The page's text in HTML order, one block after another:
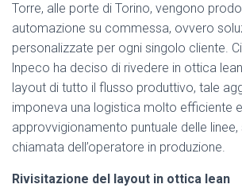
Torre, alle porte di Torino, vengono
automazione su commessa, ovvero
personalizzate per ogni singolo cliente.
lnpeco ha deciso di rivedere in ottica
layout di tutto il flusso produttivo, tale
imponeva una logistica molto efficiente
approvvigionamento puntuale delle linee,
chiamata dell’operatore in produzione.
Rivisitazione del layout in ottica lean